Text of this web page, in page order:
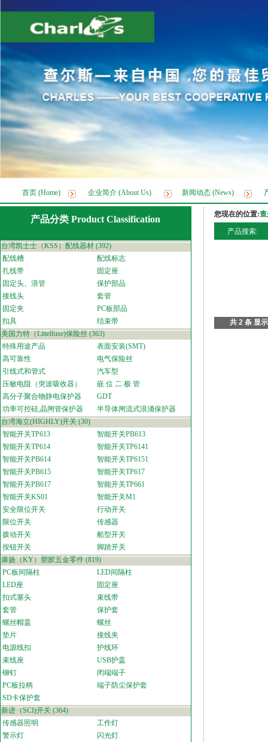
首页 (Home) 企业简介 (About Us) 新闻动态 (News)
产品分类 Product Classification 您现在的位置:
产品搜索:
台湾凯士士（KSS）配线器材 (392)
配线槽
配线标志
扎线带
固定座
固定头、浪管
保护部品
接线头
套管
固定夹
PC板部品
扣具
结束带
美国力特（Littelfuse)保险丝 (363)
特殊用途产品
表面安装(SMT)
高可靠性
电气保险丝
引线式和管式
汽车型
压敏电阻（突波吸收器）
嵌 位 二 极 管
高分子聚合物静电保护器
GDT
功率可控硅,晶闸管保护器
半导体闸流式浪涌保护器
台湾海立(HIGHLY)开关 (30)
智能开关TP613
智能开关PB613
智能开关TP614
智能开关TP6141
智能开关PB614
智能开关TP6151
智能开关PB615
智能开关TP617
智能开关PB617
智能开关TP661
智能开关KS01
智能开关M1
安全限位开关
行动开关
限位开关
传感器
拨动开关
船型开关
按钮开关
脚踏开关
康扬（KY）塑胶五金零件 (819)
PC板间隔柱
LED间隔柱
LED座
固定座
扣式塞头
束线带
套管
保护套
螺丝帽盖
螺丝
垫片
接线夹
电源线扣
护线环
束线座
USB护盖
铆钉
闭端端子
PC板拉柄
端子防尘保护套
SD卡保护套
新进（SCI)开关 (364)
传感器照明
工作灯
警示灯
闪光灯
共 2 条 显